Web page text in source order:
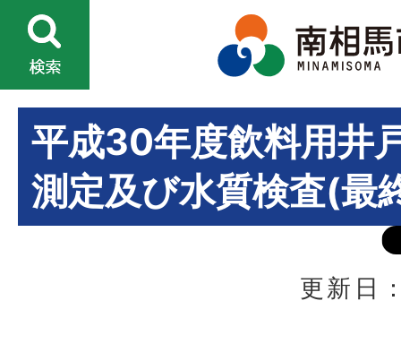
平成30年度飲料用井
測定及び水質検査(最
更新日